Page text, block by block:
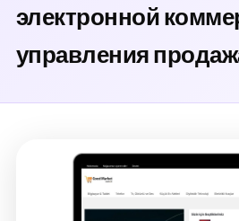
электронной
управления